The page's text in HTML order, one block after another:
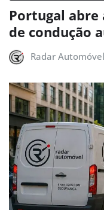
Portugal abre
de condução
Radar Automóvel